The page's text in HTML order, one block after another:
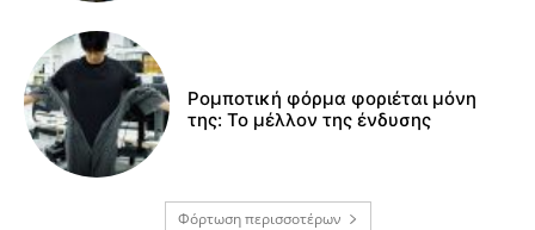
Ρομποτική φόρμα φοριέται μόνη
της: Το μέλλον της ένδυσης
Φόρτωση περισσοτέρων